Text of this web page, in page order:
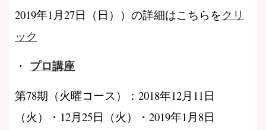
2019年1月27日（日））の詳細はこちらをクリ
ック
・ プロ講座
第78期（火曜コース）：2018年12月11日
（火）・12月25日（火）・2019年1月8日